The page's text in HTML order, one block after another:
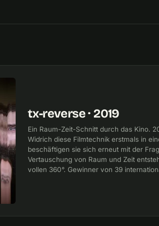
tx-reverse · 2019
Ein Raum-Zeit-Schnitt durch das Kino.
Widrich diese Filmtechnik erstmals in
beschäftigen sie sich erneut mit der
Vertauschung von Raum und Zeit
vollen 360°. Gewinner von 39